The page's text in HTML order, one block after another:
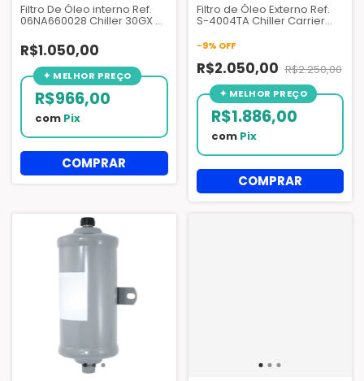
Filtro De Óleo interno Ref.
06NA660028 Chiller 30GX e
R$1.050,00
R$966,00
com Pix
Filtro de Óleo Externo Ref.
S-4004TA Chiller Carrier
-9% OFF
R$2.050,00 R$2.250,00
R$1.886,00
com Pix